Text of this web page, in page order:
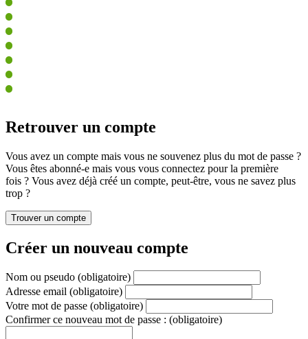
Retrouver un compte
Vous avez un compte mais vous ne souvenez plus du mot de passe ?
Vous êtes abonné-e mais vous vous connectez pour la première
fois ? Vous avez déjà créé un compte, peut-être, vous ne savez plus
trop ?
Créer un nouveau compte
Nom ou pseudo (obligatoire)
Adresse email (obligatoire)
Votre mot de passe (obligatoire)
Confirmer ce nouveau mot de passe : (obligatoire)